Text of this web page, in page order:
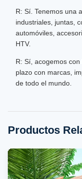
R: Sí. Tenemos una
industriales, juntas,
automóviles,
HTV.
R: Sí, acogemos
plazo con marcas,
de todo el mundo.
Productos